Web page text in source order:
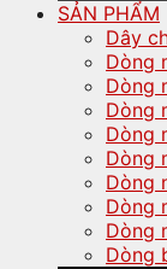
SẢN PHẨM
Dây
Dòng
Dòng
Dòng
Dòng
Dòng
Dòng
Dòng
Dòng
Dòng